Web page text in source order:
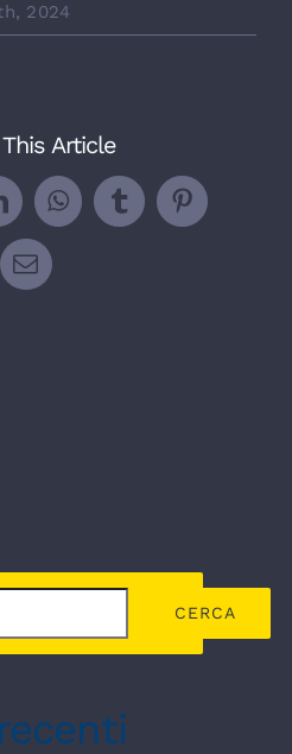
2024
Article
WhatsApp
TumblrPinterest
Email
CERCA